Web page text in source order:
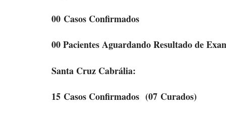
00 Casos Confirmados
00 Pacientes Aguardando Resultado de
Santa Cruz Cabrália:
15 Casos Confirmados (07 Curados)